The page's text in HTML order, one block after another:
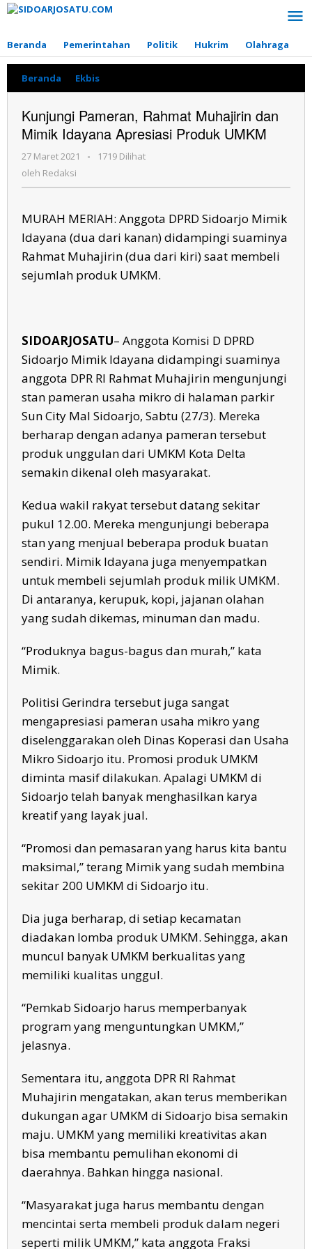
Lewati
Beranda
Pemerintahan Politik Hukrim Olahraga
Beranda Ekbis
Pameran,
Muhajirin
dan
Mimik
Idayana
Produk
Kunjungi Pameran, Rahmat Muhajirin dan
Mimik Idayana Apresiasi Produk UMKM
27 Maret 2021
oleh
-
1719 Dilihat
oleh Redaksi
MURAH MERIAH: Anggota DPRD Sidoarjo Mimik
Idayana (dua dari kanan) didampingi suaminya
Rahmat Muhajirin (dua dari kiri) saat membeli
sejumlah produk UMKM.
SIDOARJOSATU– Anggota Komisi D DPRD
Sidoarjo Mimik Idayana didampingi suaminya
anggota DPR RI Rahmat Muhajirin mengunjungi
stan pameran usaha mikro di halaman parkir
Sun City Mal Sidoarjo, Sabtu (27/3). Mereka
berharap dengan adanya pameran tersebut
produk unggulan dari UMKM Kota Delta
semakin dikenal oleh masyarakat.
Kedua wakil rakyat tersebut datang sekitar
pukul 12.00. Mereka mengunjungi beberapa
stan yang menjual beberapa produk buatan
sendiri. Mimik Idayana juga menyempatkan
untuk membeli sejumlah produk milik UMKM.
Di antaranya, kerupuk, kopi, jajanan olahan
yang sudah dikemas, minuman dan madu.
“Produknya bagus-bagus dan murah,” kata
Mimik.
Politisi Gerindra tersebut juga sangat
mengapresiasi pameran usaha mikro yang
diselenggarakan oleh Dinas Koperasi dan Usaha
Mikro Sidoarjo itu. Promosi produk UMKM
diminta masif dilakukan. Apalagi UMKM di
Sidoarjo telah banyak menghasilkan karya
kreatif yang layak jual.
“Promosi dan pemasaran yang harus kita bantu
maksimal,” terang Mimik yang sudah membina
sekitar 200 UMKM di Sidoarjo itu.
Dia juga berharap, di setiap kecamatan
diadakan lomba produk UMKM. Sehingga, akan
muncul banyak UMKM berkualitas yang
memiliki kualitas unggul.
“Pemkab Sidoarjo harus memperbanyak
program yang menguntungkan UMKM,”
jelasnya.
Sementara itu, anggota DPR RI Rahmat
Muhajirin mengatakan, akan terus memberikan
dukungan agar UMKM di Sidoarjo bisa semakin
maju. UMKM yang memiliki kreativitas akan
bisa membantu pemulihan ekonomi di
daerahnya. Bahkan hingga nasional.
“Masyarakat juga harus membantu dengan
mencintai serta membeli produk dalam negeri
seperti milik UMKM,” kata anggota Fraksi